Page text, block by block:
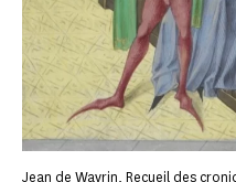
Jean de Wavrin, Recueil des